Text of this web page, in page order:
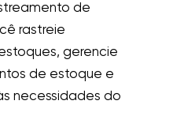
de
rastreie
gerencie
de estoque e
necessidades do